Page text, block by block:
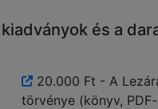
és a
20.000 Ft - A
törvénye (könyv,